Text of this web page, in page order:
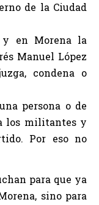
de la Ciudad
y en Morena la
Manuel López
condena o
persona o de
los militantes y
Por eso no
para que ya
sino para